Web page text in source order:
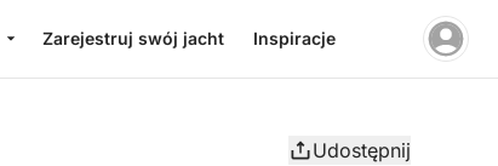
Zarejestruj swój jacht Inspiracje
Udostępnij